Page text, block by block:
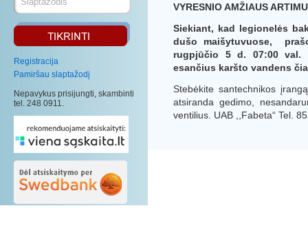
Registracija
Pamiršau slaptažodį
Nepavykus prisijungti, skambinti
tel. 248 0911.
VYRESNIO AMŽIAUS
Siekiant, kad legionelės
dušo maišytuvuose,
rugpjūčio 5 d. 07:00 val.
esančius karšto vandens
Stebėkite santechnikos
atsiranda gedimo,
ventilius. UAB ,,Fabeta“ Tel.